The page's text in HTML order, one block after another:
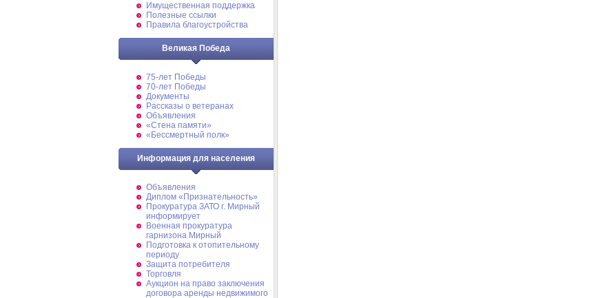
Имущественная поддержка
Полезные ссылки
Правила благоустройства
Великая Победа
75-лет Победы
70-лет Победы
Документы
Рассказы о ветеранах
Объявления
«Стена памяти»
«Бессмертный полк»
Информация для населения
Объявления
Диплом «Признательность»
Прокуратура ЗАТО г. Мирный
информирует
Военная прокуратура
гарнизона Мирный
Подготовка к отопительному
периоду
Защита потребителя
Торговля
Аукцион на право заключения
договора аренды недвижимого